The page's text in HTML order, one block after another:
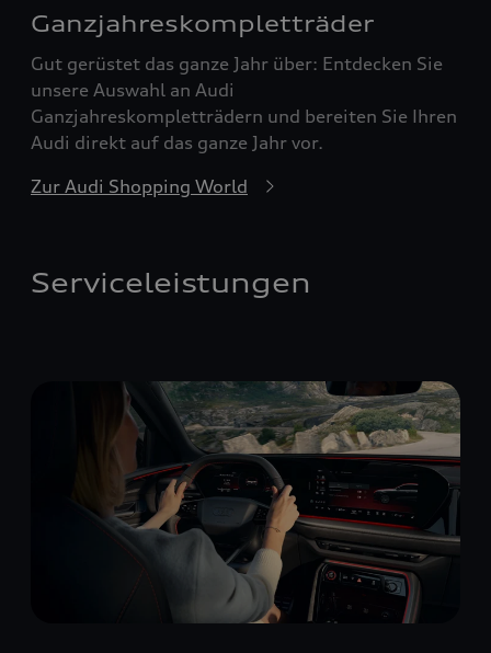
Ganzjahreskompletträder
Gut gerüstet das ganze Jahr über: Entdecken Sie
unsere Auswahl an Audi
Ganzjahreskompletträdern und bereiten Sie Ihren
Audi direkt auf das ganze Jahr vor.
Zur Audi Shopping World
Serviceleistungen